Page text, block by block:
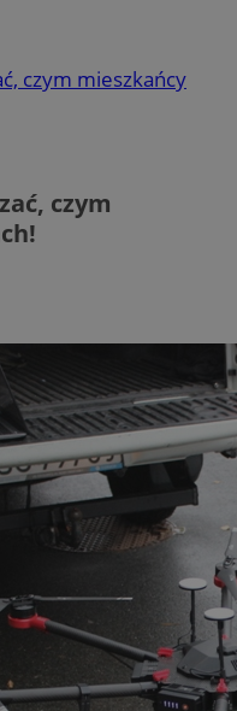
czym mieszkańcy
czym